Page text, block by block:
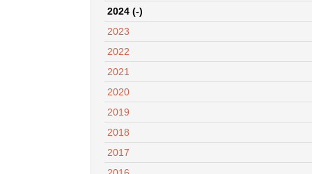
2024 (-)
2023
2022
2021
2020
2019
2018
2017